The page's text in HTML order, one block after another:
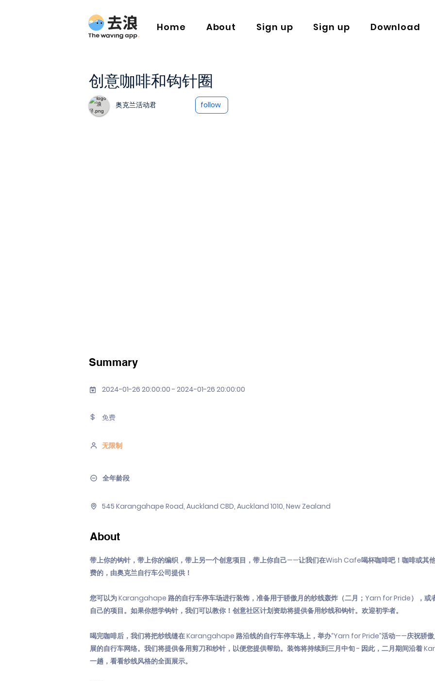
Home About Sign up Sign up Download
创意咖啡和钩针圈
奥克兰活动君 follow
Summary
2024-01-26 20:00:00 - 2024-01-26 20:00:00
免费
无限制
全年龄段
545 Karangahape Road, Auckland CBD, Auckland 1010, New Zealand
About
带上你的钩针，带上你的编织，带上另一个创意项目，带上你自己——让我们在Wish Cafe喝杯咖啡吧！咖啡或其
费的，由奥克兰自行车公司提供！
您可以为 Karangahape 路的自行车停车场进行装饰，准备用于骄傲月的纱线轰炸（二月；Yarn for Pride），或
自己的项目。如果你想学钩针，我们可以教你！创意社区计划资助将提供备用纱线和钩针。欢迎初学者。
喝完咖啡后，我们将把纱线缝在 Karangahape 路沿线的自行车停车场上，举办“Yarn for Pride”活动——庆祝骄
展的自行车网络。我们将提供备用剪刀和纱针，以便您提供帮助。装饰将持续到三月中旬 - 因此，二月期间沿着
一趟，看看纱线风格的全面展示。